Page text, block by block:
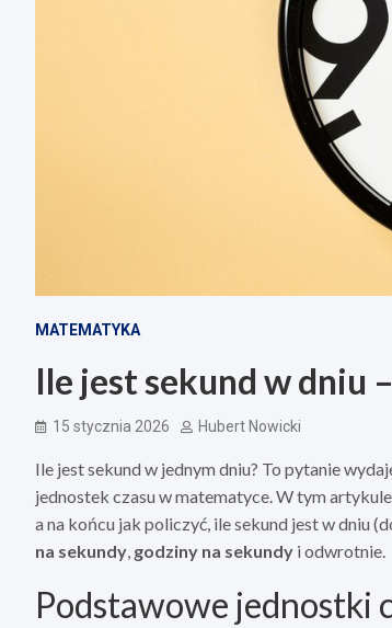
MATEMATYKA
Ile jest sekund w dniu
15 stycznia 2026 Hubert Nowicki
Ile jest sekund w jednym dniu? To pytanie
jednostek czasu w matematyce. W tym
a na końcu jak policzyć, ile sekund jest w dniu
na sekundy, godziny na sekundy i odwrotnie.
Podstawowe jednostki